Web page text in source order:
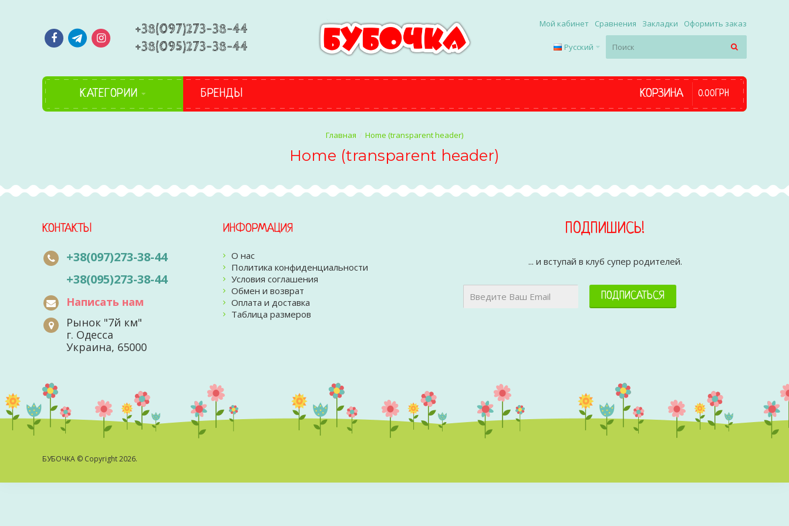
+38(097)273-38-44
+38(095)273-38-44
Мой кабинет Сравнения Закладки Оформить заказ
Русский
КАТЕГОРИИ БРЕНДЫ КОРЗИНА 0.00ГРН
Home (transparent header)
Home (transparent header)
КОНТАКТЫ
+38(097)273-38-44
+38(095)273-38-44
Написать нам
Рынок "7й км"
г. Одесса
Украина, 65000
ИНФОРМАЦИЯ
О нас
Политика конфиденциальности
Условия соглашения
Обмен и возврат
Оплата и доставка
Таблица размеров
ПОДПИШИСЬ!
... и вступай в клуб супер родителей.
ПОДПИСАТЬСЯ
БУБОЧКА © Copyright 2026.